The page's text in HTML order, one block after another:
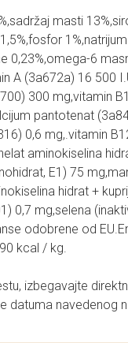
masti
0,23%,omega-6
A (3a672a) 16 500
300 mg,vitamin
pantotenat
0,6 mg,.vitamin
aminokiselina
E1) 75
hidrat +
0,7 mg,selena
odobrene od
kcal / kg.
izbegavajte
datuma navedenog